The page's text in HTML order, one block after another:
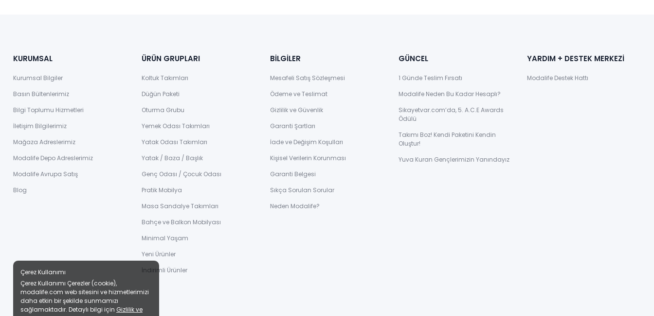
KURUMSAL
Kurumsal Bilgiler
Basın Bültenlerimiz
Bilgi Toplumu Hizmetleri
İletişim Bilgilerimiz
Mağaza Adreslerimiz
Modalife Depo Adreslerimiz
Modalife Avrupa Satış
Blog
ÜRÜN GRUPLARI
Koltuk Takımları
Düğün Paketi
Oturma Grubu
Yemek Odası Takımları
Yatak Odası Takımları
Yatak / Baza / Başlık
Genç Odası / Çocuk Odası
Pratik Mobilya
Masa Sandalye Takımları
Bahçe ve Balkon Mobilyası
Minimal Yaşam
Yeni Ürünler
İndirimli Ürünler
BİLGİLER
Mesafeli Satış Sözleşmesi
Ödeme ve Teslimat
Gizlilik ve Güvenlik
Garanti Şartları
İade ve Değişim Koşulları
Kişisel Verilerin Korunması
Garanti Belgesi
Sıkça Sorulan Sorular
Neden Modalife?
GÜNCEL
1 Günde Teslim Fırsatı
Modalife Neden Bu Kadar Hesaplı?
Sikayetvar.com’da, 5. A.C.E Awards
Ödülü
Takımı Boz! Kendi Paketini Kendin
Oluştur!
Yuva Kuran Gençlerimizin Yanındayız
YARDIM + DESTEK MERKEZİ
Modalife Destek Hattı
Çerez Kullanımı
Çerez Kullanımı Çerezler (cookie),
modalife.com web sitesini ve hizmetlerimizi
daha etkin bir şekilde sunmamızı
sağlamaktadır. Detaylı bilgi için Gizlilik ve